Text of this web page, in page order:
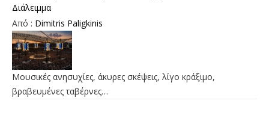
Διάλειμμα
Από : Dimitris Paligkinis
Μουσικές ανησυχίες, άκυρες σκέψεις, λίγο κράξιμο,
βραβευμένες ταβέρνες…